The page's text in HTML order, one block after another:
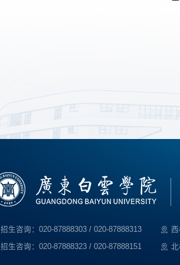
招生咨询：020-87888303 / 020-87888313
招生咨询：020-87888323 / 020-87888151